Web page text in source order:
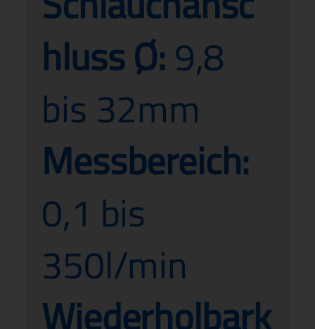
hluss Ø:9,8
bis 32mm
Messbereich:
0,1 bis
350l/min